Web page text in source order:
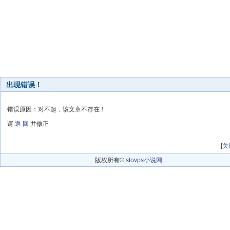
出现错误！
错误原因：对不起，该文章不存在！
请 返 回 并修正
[关
版权所有© stovps小说网